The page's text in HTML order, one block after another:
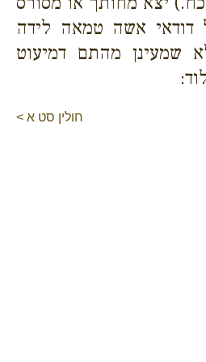
דודאי אשה טמאה לידה
שמעינן מהתם דמיעוט
חולין סט א >